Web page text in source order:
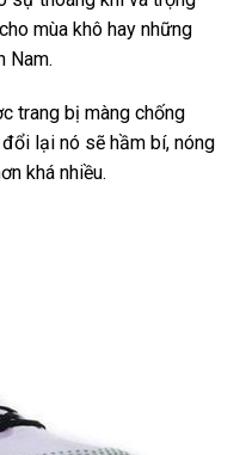
mùa khô hay những
Nam.
trang bị màng chống
lại nó sẽ hầm bí, nóng
khá nhiều.